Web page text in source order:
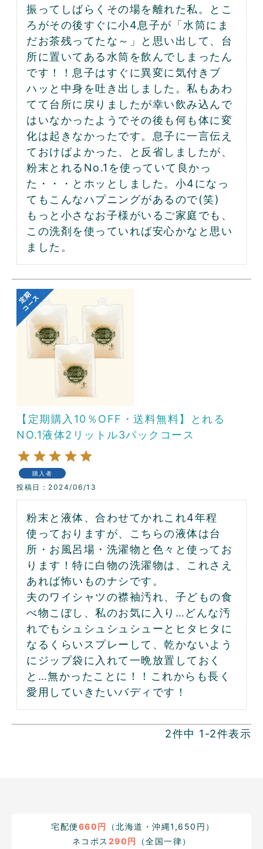
振ってしばらくその場を離れた私。とこ
ろがその後すぐに小4息子が「水筒にま
だお茶残ってたな～」と思い出して、台
所に置いてある水筒を飲んでしまったん
です！！息子はすぐに異変に気付きブ
ハッと中身を吐き出しました。私もあわ
てて台所に戻りましたが幸い飲み込んで
はいなかったようでその後も何も体に変
化は起きなかったです。息子に一言伝え
ておけばよかった、と反省しましたが、
粉末とれるNo.1を使っていて良かっ
た・・・とホッとしました。小4になっ
てもこんなハプニングがあるので(笑)
もっと小さなお子様がいるご家庭でも、
この洗剤を使っていれば安心かなと思い
ました。
【定期購入10％OFF・送料無料】とれる
NO.1液体2リットル3パックコース
購入者
投稿日 2024/06/13
粉末と液体、合わせてかれこれ4年程
使っておりますが、こちらの液体は台
所・お風呂場・洗濯物と色々と使ってお
ります！特に白物の洗濯物は、これさえ
あれば怖いものナシです。
夫のワイシャツの襟袖汚れ、子どもの食
べ物こぼし、私のお気に入り…どんな汚
れでもシュシュシュシューとヒタヒタに
なるくらいスプレーして、乾かないよう
にジップ袋に入れて一晩放置しておく
と…無かったことに！！これからも長く
愛用していきたいバディです！
2件中 1 -2件表示
宅配便660円
（北海道・沖縄1,650円）
ネコポス 290円 （全国一律）